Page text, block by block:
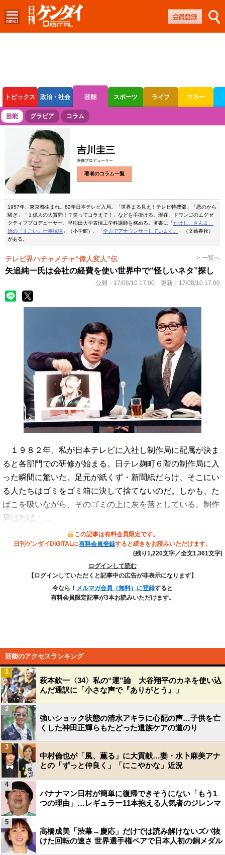
トピックス 政治・社会 芸能 スポーツ ライフ マネー
ボートレース 競輪 オートレース
芸能 グラビア コラム
吉川圭三
映像プロデューサー
著者のコラム一覧
1957年、東京都生まれ。82年日本テレビ入局。「世界まる見え！テレビ特捜部」「恋のから
騒ぎ」「１億人の大質問！？笑ってコラえて！」などを手掛ける。現在、ドワンゴのエグゼ
クティブプロデューサー、早稲田大学表現工学科講師を務める。著書に「たけし、さんま、
所の『すごい』仕事現場 」（小学館）、「全力でアナウンサーしています。
」（文藝春秋）
がある。
テレビ界ハチャメチャ“偉人変人”伝 > 一覧へ
矢追純一氏は会社の経費を使い世界中で“怪しいネタ”探し
公開： 17/08/10 17:00 更新： 17/08/10 17:00
１９８２年、私が日本テレビに入社し制作局に配属が決ま
ると各部門での研修が始まる。日テレ麹町６階の制作局に入
った瞬間に驚いた。足元が紙くず・新聞紙だらけ、そこにい
る人たちはゴミをゴミ箱に決して捨てないのだ。しかも、た
ばこを吸いながら、そのゴミの上に灰を落としている。制作
局はたばこ…
この記事は有料会員限定です。
日刊ゲンダイDIGITALに有料会員登録すると続きをお読みいただけます。
(残り1,220文字／全文1,361文字)
ログインして読む
【ログインしていただくと記事中の広告が非表示になります】
今なら！ メルマガ会員（無料）に登録すると
有料会員限定記事が3本お読みいただけます。
芸能のアクセスランキング
萩本欽一〈34〉私の“運”論 大谷翔平のカネを使い込
んだ通訳に「小さな声で『ありがとう』」
1
強いショック状態の清水アキラに心配の声…子供を亡
くした神田正輝らもたどった遺族ケアの道のり
2
中村倫也が「風、薫る」に大貢献…妻・水卜麻美アナ
との「ずっと仲良く」「にこやかな」近況
3
バナナマン日村が簡単に復帰できそうにない「もう1
つの理由」…レギュラー11本抱える人気者のジレンマ
4
高橋成美「渋幕→慶応」だけでは読み解けないズバ抜
けた回転の速さ 世界選手権ペアで日本人初の銅メダル
5